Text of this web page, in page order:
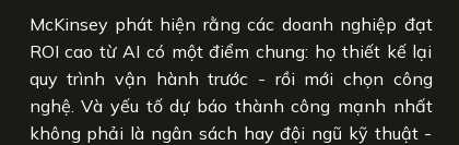
McKinsey phát hiện rằng các doanh nghiệp đạt
ROI cao từ AI có một điểm chung: họ thiết kế lại
quy trình vận hành trước - rồi mới chọn công
nghệ. Và yếu tố dự báo thành công mạnh nhất
không phải là ngân sách hay đội ngũ kỹ thuật -